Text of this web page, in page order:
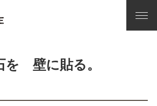
を 壁に貼る。